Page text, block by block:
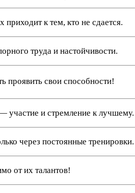
к тем, кто не сдается.
труда и настойчивости.
свои способности!
участие и стремление к лучшему.
через постоянные тренировки.
от их талантов!